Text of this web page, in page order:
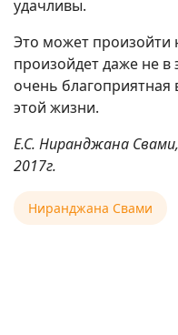
удачливы.
Это может произойти
произойдет даже не в
очень благоприятная
этой жизни.
Е.С. Ниранджана
2017г.
Ниранджана Свами